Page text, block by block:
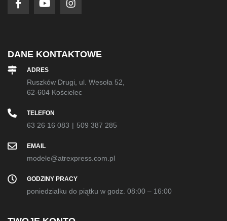
DANE KONTAKTOWE
ADRES
Ruszków Drugi, ul. Wesoła 52,
62-604 Kościelec
TELEFON
63 26 16 083 | 509 387 285
EMAIL
modele@atrexpress.com.pl
GODZINY PRACY
poniedziałku do piątku w godz. 08:00 – 16:00